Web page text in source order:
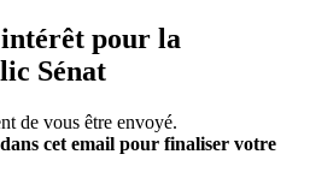
pour la
Sénat
de vous être envoyé.
cet email pour finaliser votre